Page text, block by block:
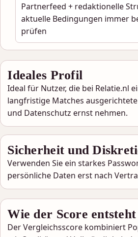
Partnerfeed + redaktionelle
aktuelle Bedingungen immer
prüfen
Ideales Profil
Ideal für Nutzer, die bei Relatie.nl
langfristige Matches
und Datenschutz ernst nehmen.
Sicherheit und
Verwenden Sie ein starkes
persönliche Daten erst nach
Wie der Score entsteht
Der Vergleichsscore kombiniert